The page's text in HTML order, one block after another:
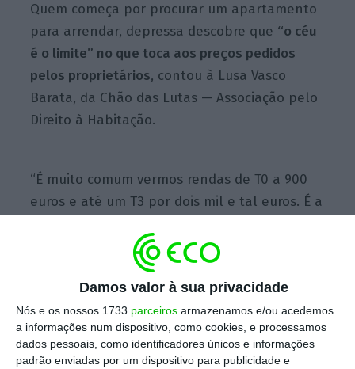
Damos valor à sua privacidade
Nós e os nossos 1733 parceiros armazenamos e/ou acedemos
a informações num dispositivo, como cookies, e processamos
dados pessoais, como identificadores únicos e informações
padrão enviadas por um dispositivo para publicidade e
Quem começa por procurar um apartamento
para arrendar, depressa descobre que “o céu
é o limite” no que toca aos preços pedidos
pelos proprietários, contou à Lusa Vasco
Barata, da Chão das Lutas — Associação pelo
Direito à Habitação.
“É muito comum vermos rendas de T0 a 900
euros e até um T3 por dois mil e tal euros. É a
média pode ser quase o dobro do salário
mínimo ou o triplo, ou seja, é uma situação
verdadeiramente insustentável”, criticou o
advogado, dando exemplos de preços da
zona de Lisboa.